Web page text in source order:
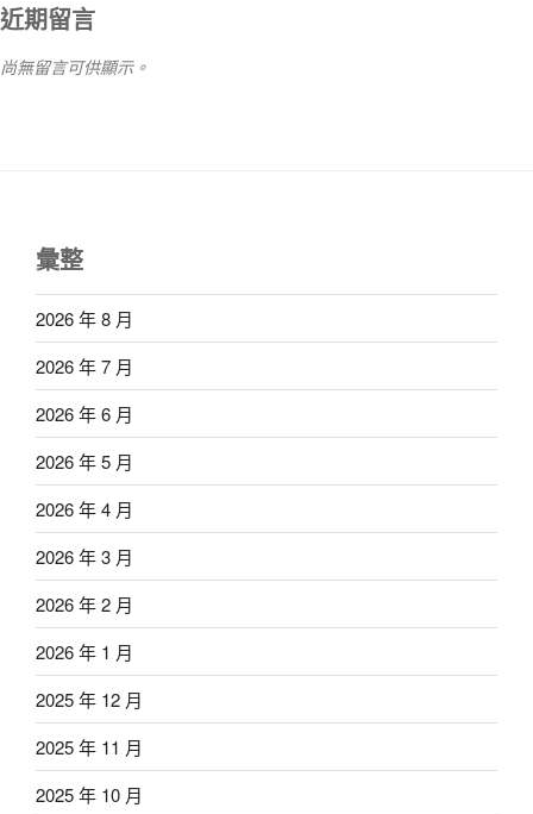
近期留言
尚無留言可供顯示。
彙整
2026 年 8 月
2026 年 7 月
2026 年 6 月
2026 年 5 月
2026 年 4 月
2026 年 3 月
2026 年 2 月
2026 年 1 月
2025 年 12 月
2025 年 11 月
2025 年 10 月